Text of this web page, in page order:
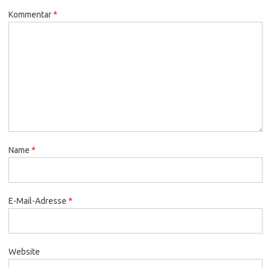
Kommentar*
Name *
E-Mail-Adresse *
Website